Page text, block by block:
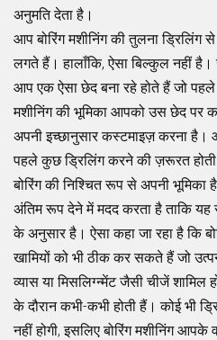
अनुमति देता है।
आप बोरिंग मशीनिंग की तुलना
लगते हैं। हालाँकि, ऐसा बिल्कुल नहीं
आप एक ऐसा छेद बना रहे होते हैं जो पहले
मशीनिंग की भूमिका आपको उस छेद पर
अपनी इच्छानुसार कस्टमाइज़ करना है।
पहले कुछ ड्रिलिंग करने की ज़रूरत होती
बोरिंग की निश्चित रूप से अपनी
अंतिम रूप देने में मदद करता है ताकि यह
के अनुसार है। ऐसा कहा जा रहा है कि
खामियों को भी ठीक कर सकते हैं जो
व्यास या मिसलिग्न्मेंट जैसी चीजें शामिल
के दौरान कभी-कभी होती हैं। कोई भी
नहीं होगी, इसलिए बोरिंग मशीनिंग आपके